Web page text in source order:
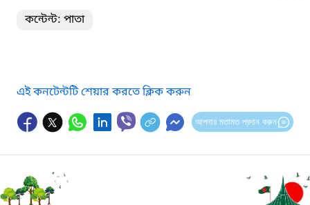
কন্টেন্ট: পাতা
এই কনটেন্টটি শেয়ার করতে ক্লিক করুন
আপনার মতামত প্রদান করুন